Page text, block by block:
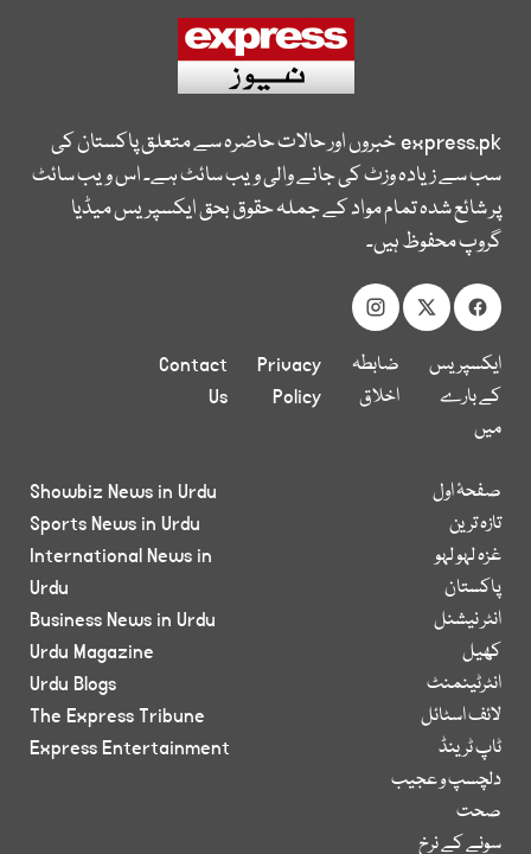
express.pkخبروں اور حالات حاضرہ سے متعلق پاکستان کی
سب سے زیادہ وزٹ کی جانے والی ویب سائٹ ہے۔ اس ویب سائٹ
پر شائع شدہ تمام مواد کے جملہ حقوق بحق ایکسپریس میڈیا
گروپ محفوظ ہیں۔
ایکسپریس
کے بارے
میں
ضابطہ
اخلاق
Privacy
Policy
Contact
Us
صفحۂ اول
تازہ ترین
غزہ لہو لہو
پاکستان
انٹر نیشنل
کھیل
انٹرٹینمنٹ
لائف اسٹائل
ٹاپ ٹرینڈ
دلچسپ و عجیب
صحت
سونے کے نرخ
Showbiz News in Urdu
Sports News in Urdu
International News in
Urdu
Business News in Urdu
Urdu Magazine
Urdu Blogs
The Express Tribune
Express Entertainment